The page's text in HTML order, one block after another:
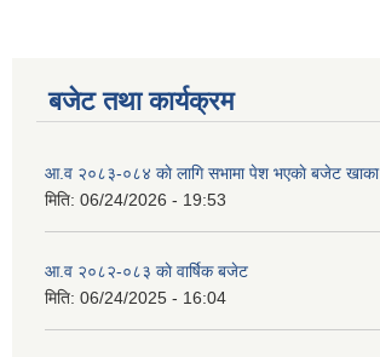
बजेट तथा कार्यक्रम
आ.व २०८३-०८४ काे लागि सभामा पेश भएकाे बजेट खाका
मिति: 06/24/2026 - 19:53
आ.व २०८२-०८३ काे वार्षिक बजेट
मिति: 06/24/2025 - 16:04